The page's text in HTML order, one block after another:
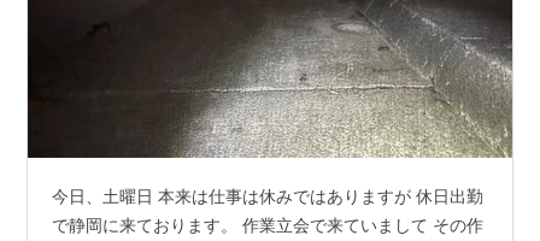
今日、土曜日 本来は仕事は休みではありますが 休日出勤
で静岡に来ております。 作業立会で来ていまして その作